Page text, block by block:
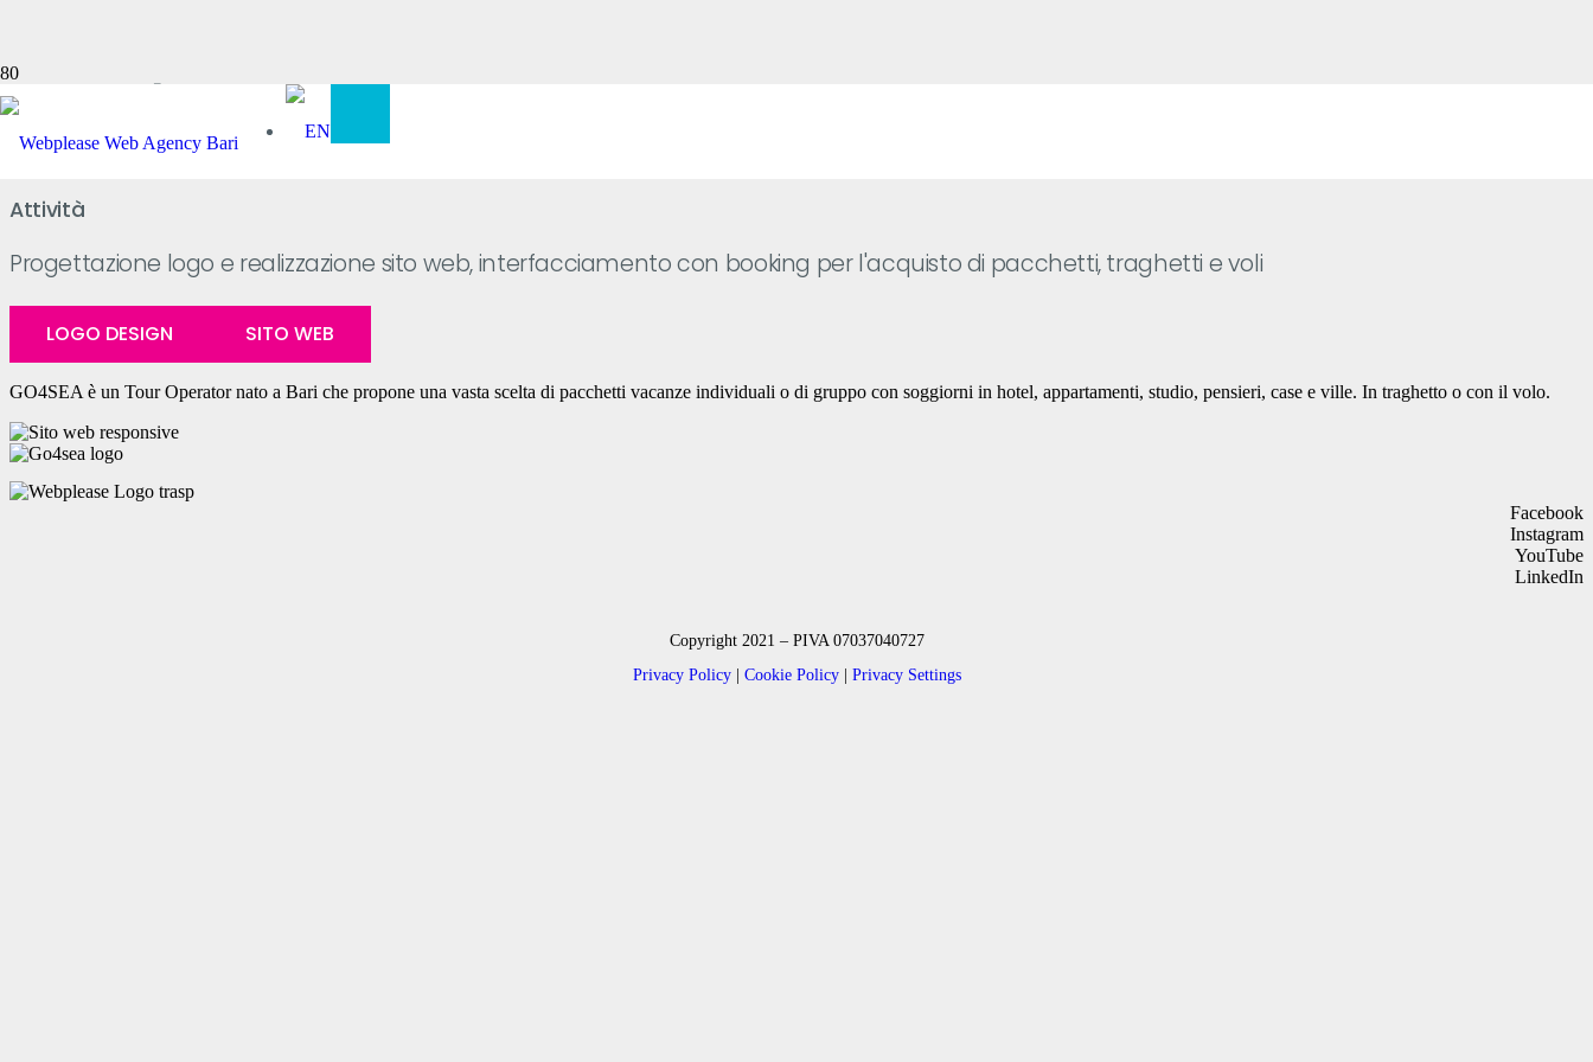
GO4SEA
Attività
Progettazione logo e realizzazione sito web, interfacciamento con booking per l'acquisto di pacchetti, traghetti e voli
LOGO DESIGN SITO WEB
GO4SEA è un Tour Operator nato a Bari che propone una vasta scelta di pacchetti vacanze individuali o di gruppo con soggiorni in hotel, appartamenti, studio, pensieri, case e ville. In traghetto o con il volo.
Facebook
Instagram
YouTube
LinkedIn
Copyright 2021 – PIVA 07037040727
Privacy Policy| Cookie Policy| Privacy Settings